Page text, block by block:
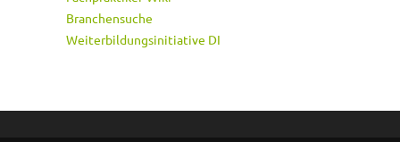
Branchensuche
Weiterbildungsinitiative DI